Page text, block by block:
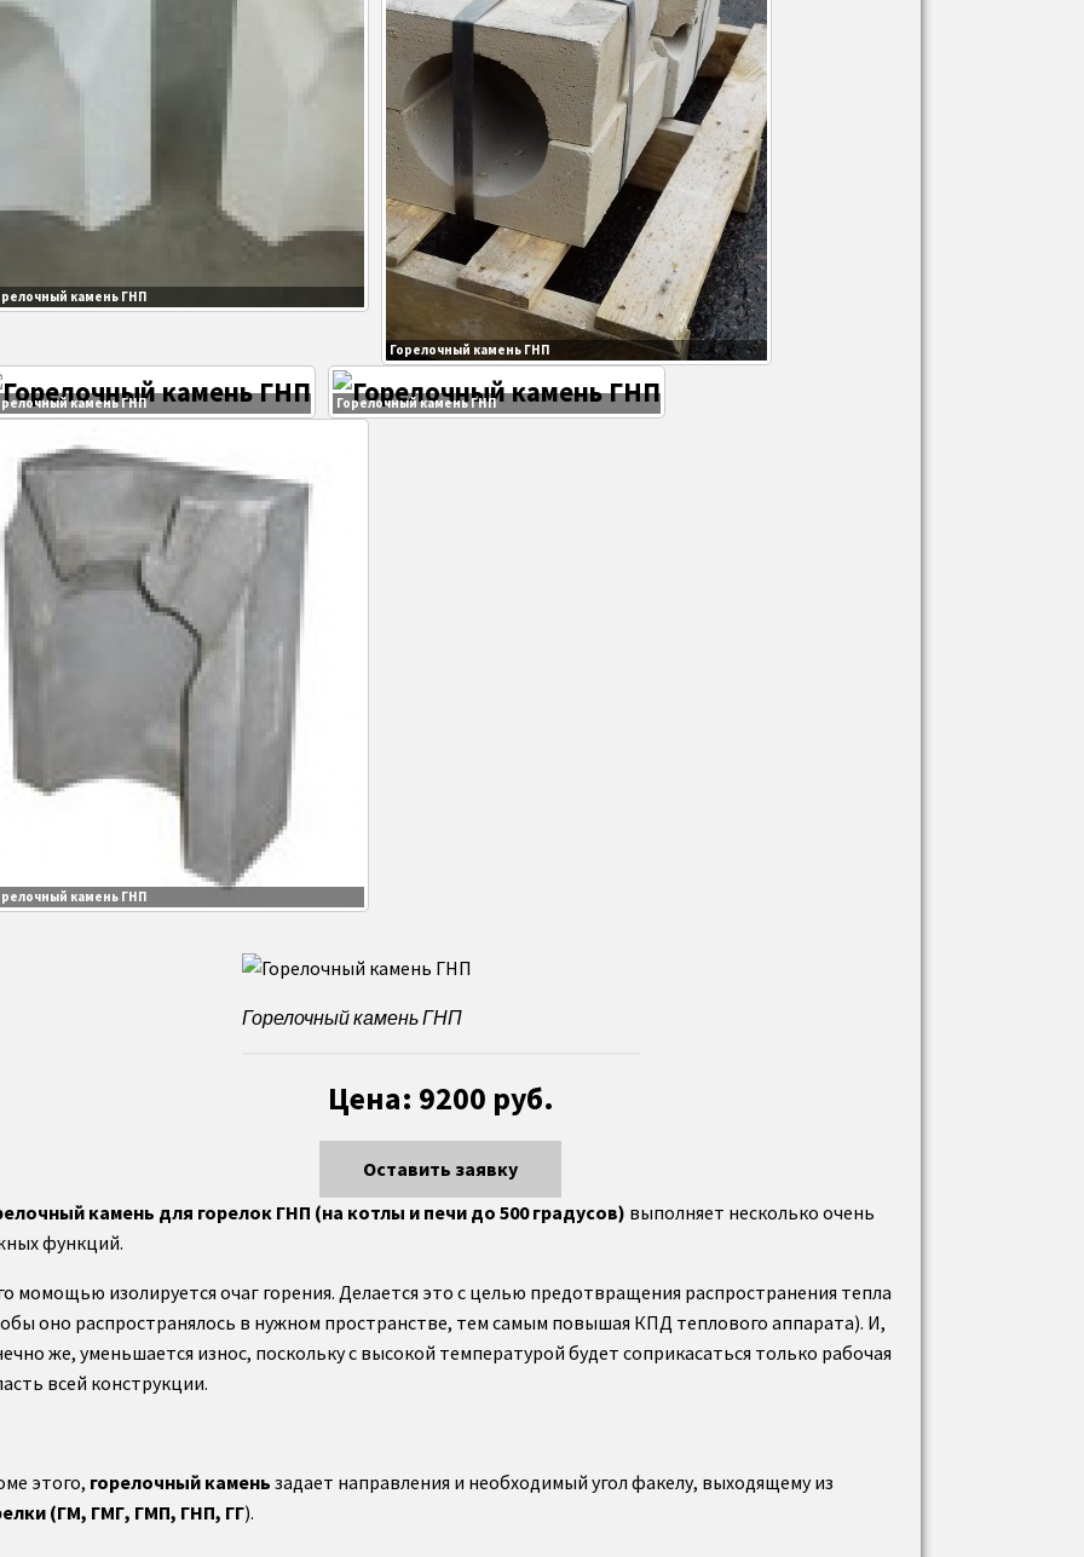
камень ГНП
Горелочный камень ГНП
камень ГНП Горелочный камень ГНП
камень ГНП
Горелочный камень ГНП
Цена: 9200 руб.
Оставить заявку
камень для горелок ГНП (на котлы и печи до 500 градусов) выполняет несколько очень
функций.
момощью изолируется очаг горения. Делается это с целью предотвращения распространения тепла
оно распространялось в нужном пространстве, тем самым повышая КПД теплового аппарата). И,
же, уменьшается износ, поскольку с высокой температурой будет соприкасаться только рабочая
всей конструкции.
этого, горелочный камень задает направления и необходимый угол факелу, выходящему из
(ГМ, ГМГ, ГМП, ГНП, ГГ).